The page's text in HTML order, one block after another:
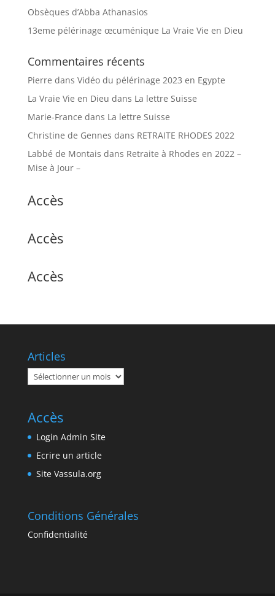
Obsèques d’Abba Athanasios
13eme pélérinage œcuménique La Vraie Vie en Dieu
Commentaires récents
Pierre dans Vidéo du pélérinage 2023 en Egypte
La Vraie Vie en Dieu dans La lettre Suisse
Marie-France dans La lettre Suisse
Christine de Gennes dans RETRAITE RHODES 2022
Labbé de Montais dans Retraite à Rhodes en 2022 –
Mise à Jour –
Accès
Accès
Accès
Articles
Articles
Accès
Login Admin Site
Ecrire un article
Site Vassula.org
Conditions Générales
Confidentialité